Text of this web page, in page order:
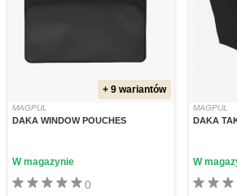
+ 9 wariantów
MAGPUL
DAKA WINDOW POUCHES
0
W magazynie
MAGPUL
DAKA
W